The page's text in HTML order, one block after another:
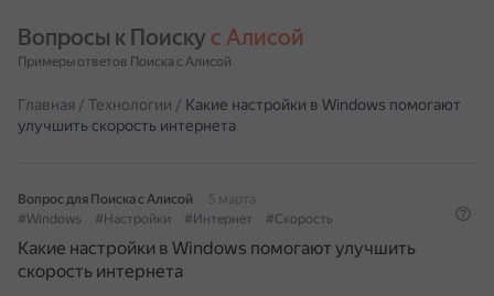
Вопросы к Поиску с Алисой
Примеры ответов Поиска с Алисой
Главная / Технологии / Какие настройки в Windows помогают
улучшить скорость интернета
Вопрос для Поиска с Алисой
5 марта
#Windows
#Настройки #Интернет #Скорость
Какие настройки в Windows помогают улучшить
скорость интернета